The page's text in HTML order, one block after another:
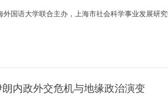
国语大学联合主办，上海市社会科学事业发展研
内政外交危机与地缘政治演变